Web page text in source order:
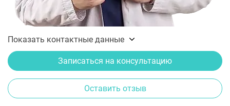
Показать контактные данные
Записаться на консультацию
Оставить отзыв